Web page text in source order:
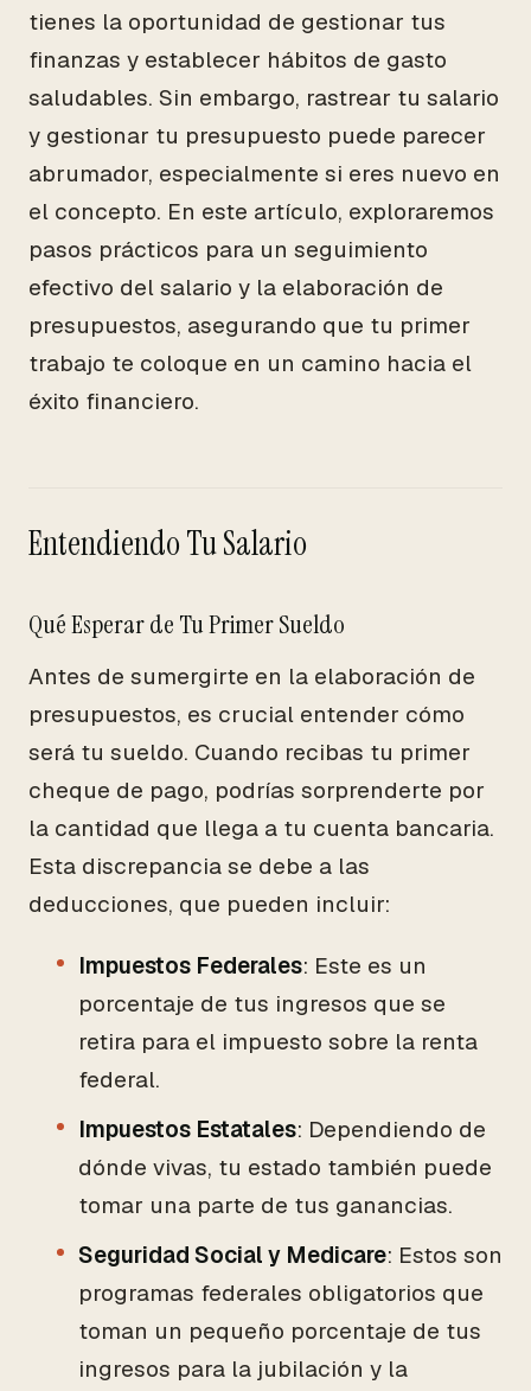
tienes la oportunidad de gestionar tus
finanzas y establecer hábitos de gasto
saludables. Sin embargo, rastrear tu salario
y gestionar tu presupuesto puede parecer
abrumador, especialmente si eres nuevo en
el concepto. En este artículo, exploraremos
pasos prácticos para un seguimiento
efectivo del salario y la elaboración de
presupuestos, asegurando que tu primer
trabajo te coloque en un camino hacia el
éxito financiero.
Entendiendo Tu Salario
Qué Esperar de Tu Primer Sueldo
Antes de sumergirte en la elaboración de
presupuestos, es crucial entender cómo
será tu sueldo. Cuando recibas tu primer
cheque de pago, podrías sorprenderte por
la cantidad que llega a tu cuenta bancaria.
Esta discrepancia se debe a las
deducciones, que pueden incluir:
Impuestos Federales: Este es un
porcentaje de tus ingresos que se
retira para el impuesto sobre la renta
federal.
Impuestos Estatales: Dependiendo de
dónde vivas, tu estado también puede
tomar una parte de tus ganancias.
Seguridad Social y Medicare: Estos son
programas federales obligatorios que
toman un pequeño porcentaje de tus
ingresos para la jubilación y la